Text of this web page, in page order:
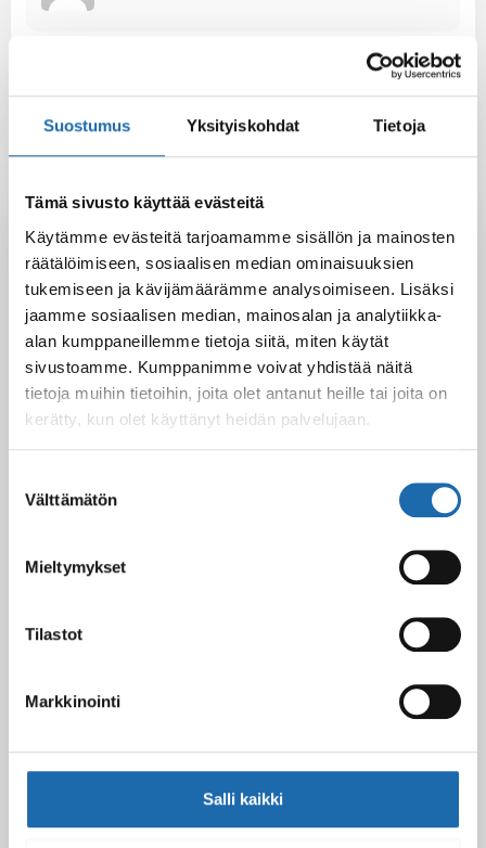
Suostumus Yksityiskohdat Tietoja
Tämä sivusto käyttää evästeitä
Käytämme evästeitä tarjoamamme sisällön ja mainosten
räätälöimiseen, sosiaalisen median ominaisuuksien
tukemiseen ja kävijämäärämme analysoimiseen. Lisäksi
jaamme sosiaalisen median, mainosalan ja analytiikka-
alan kumppaneillemme tietoja siitä, miten käytät
sivustoamme. Kumppanimme voivat yhdistää näitä
tietoja muihin tietoihin, joita olet antanut heille tai joita on
kerätty, kun olet käyttänyt heidän palvelujaan.
valinta
Välttämätön
Mieltymykset
Tilastot
Markkinointi
Salli kaikki
Latest Post
Black Friday & cyber Monday 2025!
Kevään uutuus tuotteet ovat nyt
verkkokaupassa!
10.03.2025